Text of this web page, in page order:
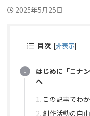
2025年5月25日
目次 [非表示]
はじめに「コナ
へ
この記事でわ
創作活動の自